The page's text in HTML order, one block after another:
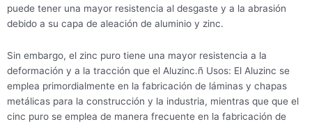
puede tener una mayor resistencia al desgaste y a la abrasión
debido a su capa de aleación de aluminio y zinc.
Sin embargo, el zinc puro tiene una mayor resistencia a la
deformación y a la tracción que el Aluzinc.ñ Usos: El Aluzinc se
emplea primordialmente en la fabricación de láminas y chapas
metálicas para la construcción y la industria, mientras que que el
cinc puro se emplea de manera frecuente en la fabricación de